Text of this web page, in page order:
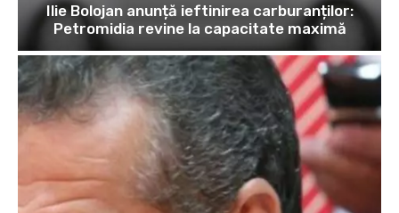
Ilie Bolojan anunță ieftinirea carburanților:
Petromidia revine la capacitate maximă